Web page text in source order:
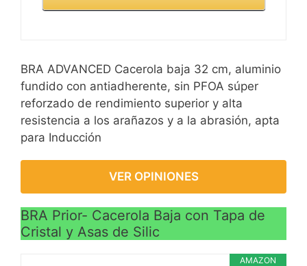
BRA ADVANCED Cacerola baja 32 cm, aluminio
fundido con antiadherente, sin PFOA súper
reforzado de rendimiento superior y alta
resistencia a los arañazos y a la abrasión, apta
para Inducción
VER OPINIONES
BRA Prior- Cacerola Baja con Tapa de
Cristal y Asas de Silic
AMAZON